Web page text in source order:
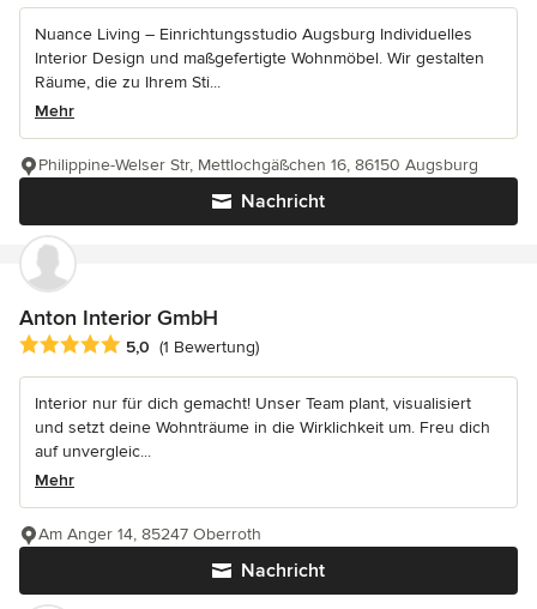
Nuance Living – Einrichtungsstudio Augsburg Individuelles
Interior Design und maßgefertigte Wohnmöbel. Wir gestalten
Räume, die zu Ihrem Sti...
Mehr
Nachricht
Philippine-Welser Str, Mettlochgäßchen 16, 86150 Augsburg
Anton Interior GmbH
Durchschnittliche Bewertung: 5 von 5 Sternen
5,0 (1 Bewertung)
Interior nur für dich gemacht! Unser Team plant, visualisiert
und setzt deine Wohnträume in die Wirklichkeit um. Freu dich
auf unvergleic...
Mehr
Nachricht
Am Anger 14, 85247 Oberroth